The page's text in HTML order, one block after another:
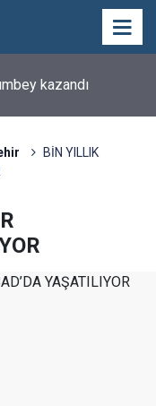
kazandı
saygıyla
BİN YILLIK